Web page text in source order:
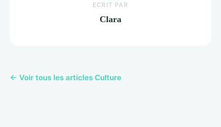
ECRIT PAR
Clara
← Voir tous les articles Culture